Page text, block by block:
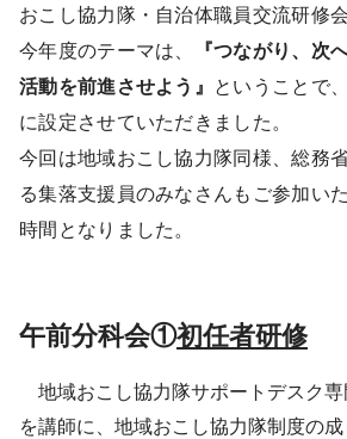
おこし協力隊・自治体職員交流研修
今年度のテーマは、
『つながり、次
活動を前進させよう』
ということで
に設定させていただきました。
今回は地域おこし協力隊同様、総務
る集落支援員のみなさんもご参加い
時間となりました。
午前分科会①初任者研修
地域おこし協力隊サポートデスク専
を講師に、地域おこし協力隊制度の